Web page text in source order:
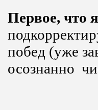
Первое, что
побед (уже
осознанно